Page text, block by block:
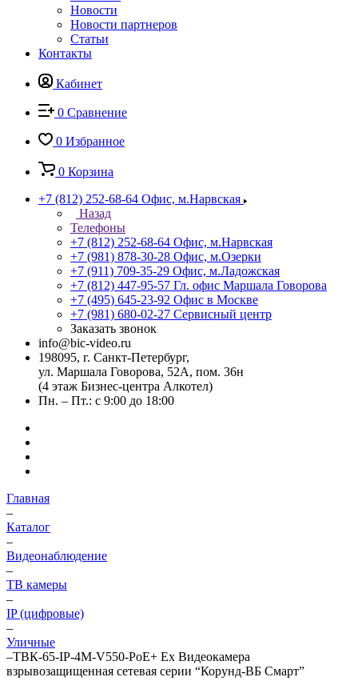
Новости
Новости партнеров
Статьи
Контакты
Кабинет
0 Сравнение
0 Избранное
0 Корзина
+7 (812) 252-68-64 Офис, м.Нарвская
Назад
Телефоны
+7 (812) 252-68-64 Офис, м.Нарвская
+7 (981) 878-30-28 Офис, м.Озерки
+7 (911) 709-35-29 Офис, м.Ладожская
+7 (812) 447-95-57 Гл. офис Маршала Говорова
+7 (495) 645-23-92 Офис в Москве
+7 (981) 680-02-27 Сервисный центр
Заказать звонок
info@bic-video.ru
198095, г. Санкт-Петербург,
ул. Маршала Говорова, 52А, пом. 36н
(4 этаж Бизнес-центра Алкотел)
Пн. – Пт.: с 9:00 до 18:00
Главная
–
Каталог
–
Видеонаблюдение
–
ТВ камеры
–
IP (цифровые)
–
Уличные
–ТВК-65-IP-4М-V550-PoE+ Ex Видеокамера
взрывозащищенная сетевая серии “Корунд-ВБ Смарт”